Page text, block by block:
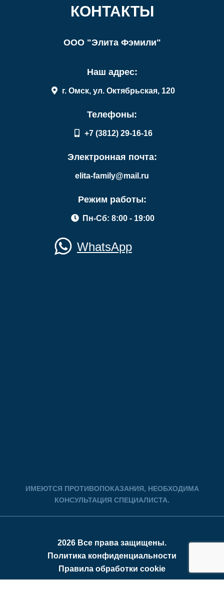
КОНТАКТЫ
ООО "Элита Фэмили"
Наш адрес:
г. Омск, ул. Октябрьская, 120
Телефоны:
+7 (3812) 29-16-16
Электронная почта:
elita-family@mail.ru
Режим работы:
Пн-Сб: 8:00 - 19:00
WhatsApp
ИМЕЮТСЯ ПРОТИВОПОКАЗАНИЯ, НЕОБХОДИМА
КОНСУЛЬТАЦИЯ СПЕЦИАЛИСТА.
2026 Все права защищены.
Политика конфиденциальности
Правила обработки cookie